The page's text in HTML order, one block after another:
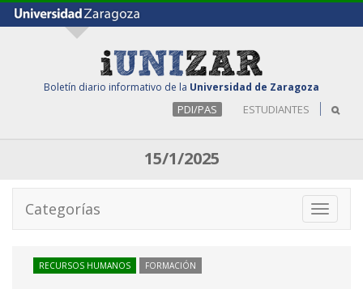
Boletín diario informativo de la Universidad de Zaragoza
PDI/PAS ESTUDIANTES
15/1/2025
Toggle
Categorías
RECURSOS HUMANOS FORMACIÓN